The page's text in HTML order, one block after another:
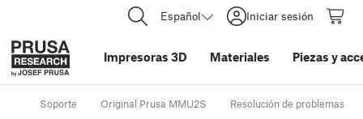
Español Iniciar sesión
Impresoras 3D Materiales Piezas y
Soporte Original Prusa MMU2S Resolución de problemas